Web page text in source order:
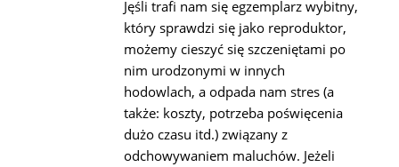
Jęśli trafi nam się egzemplarz wybitny,
który sprawdzi się jako reproduktor,
możemy cieszyć się szczeniętami po
nim urodzonymi w innych
hodowlach, a odpada nam stres (a
także: koszty, potrzeba poświęcenia
dużo czasu itd.) związany z
odchowywaniem maluchów. Jeżeli